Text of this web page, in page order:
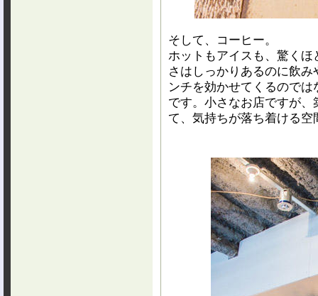
そして、コーヒー。
ホットもアイスも、驚く
さはしっかりあるのに飲
ンチを効かせてくるので
です。小さなお店ですが
て、気持ちが落ち着ける空